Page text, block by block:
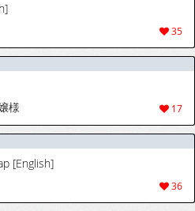
35
17
様
[English]
36